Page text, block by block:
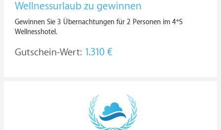
Wellnessurlaub zu gewinnen
Gewinnen Sie 3 Übernachtungen für 2 Personen im 4*S
Wellnesshotel.
Gutschein-Wert: 1.310 €